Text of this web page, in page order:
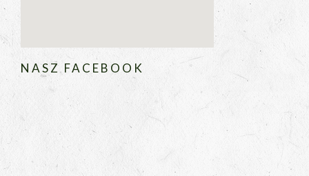
NASZ FACEBOOK